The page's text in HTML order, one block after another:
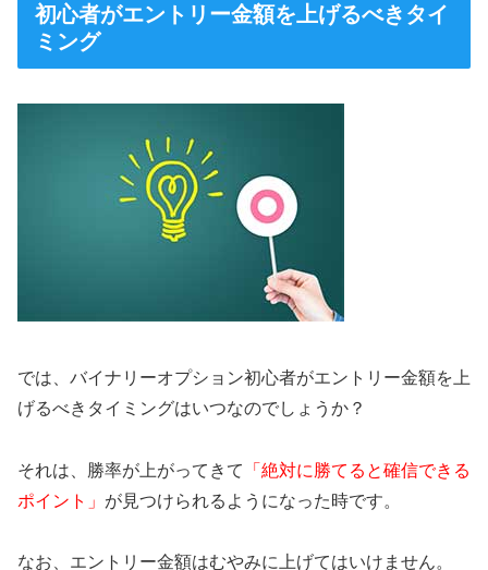
初心者がエントリー金額を上げるべきタイ
ミング
では、バイナリーオプション初心者がエントリー金額を上
げるべきタイミングはいつなのでしょうか？
それは、勝率が上がってきて
「絶対に勝てると確信できる
ポイント」 が見つけられるようになった時です。
なお、エントリー金額はむやみに上げてはいけません。